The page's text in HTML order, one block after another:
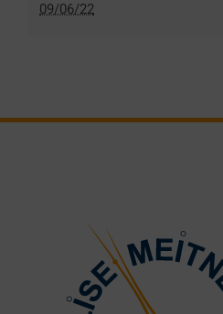
09/06/22